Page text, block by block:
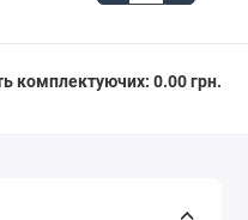
комплектуючих: 0.00 грн.